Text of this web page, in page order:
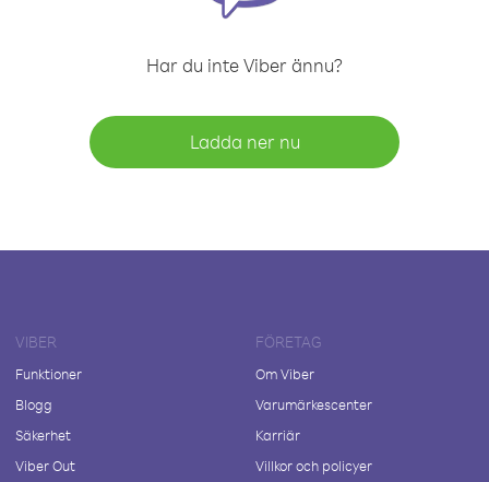
Har du inte Viber ännu?
Ladda ner nu
VIBER
Funktioner
Blogg
Säkerhet
Viber Out
FÖRETAG
Om Viber
Varumärkescenter
Karriär
Villkor och policyer